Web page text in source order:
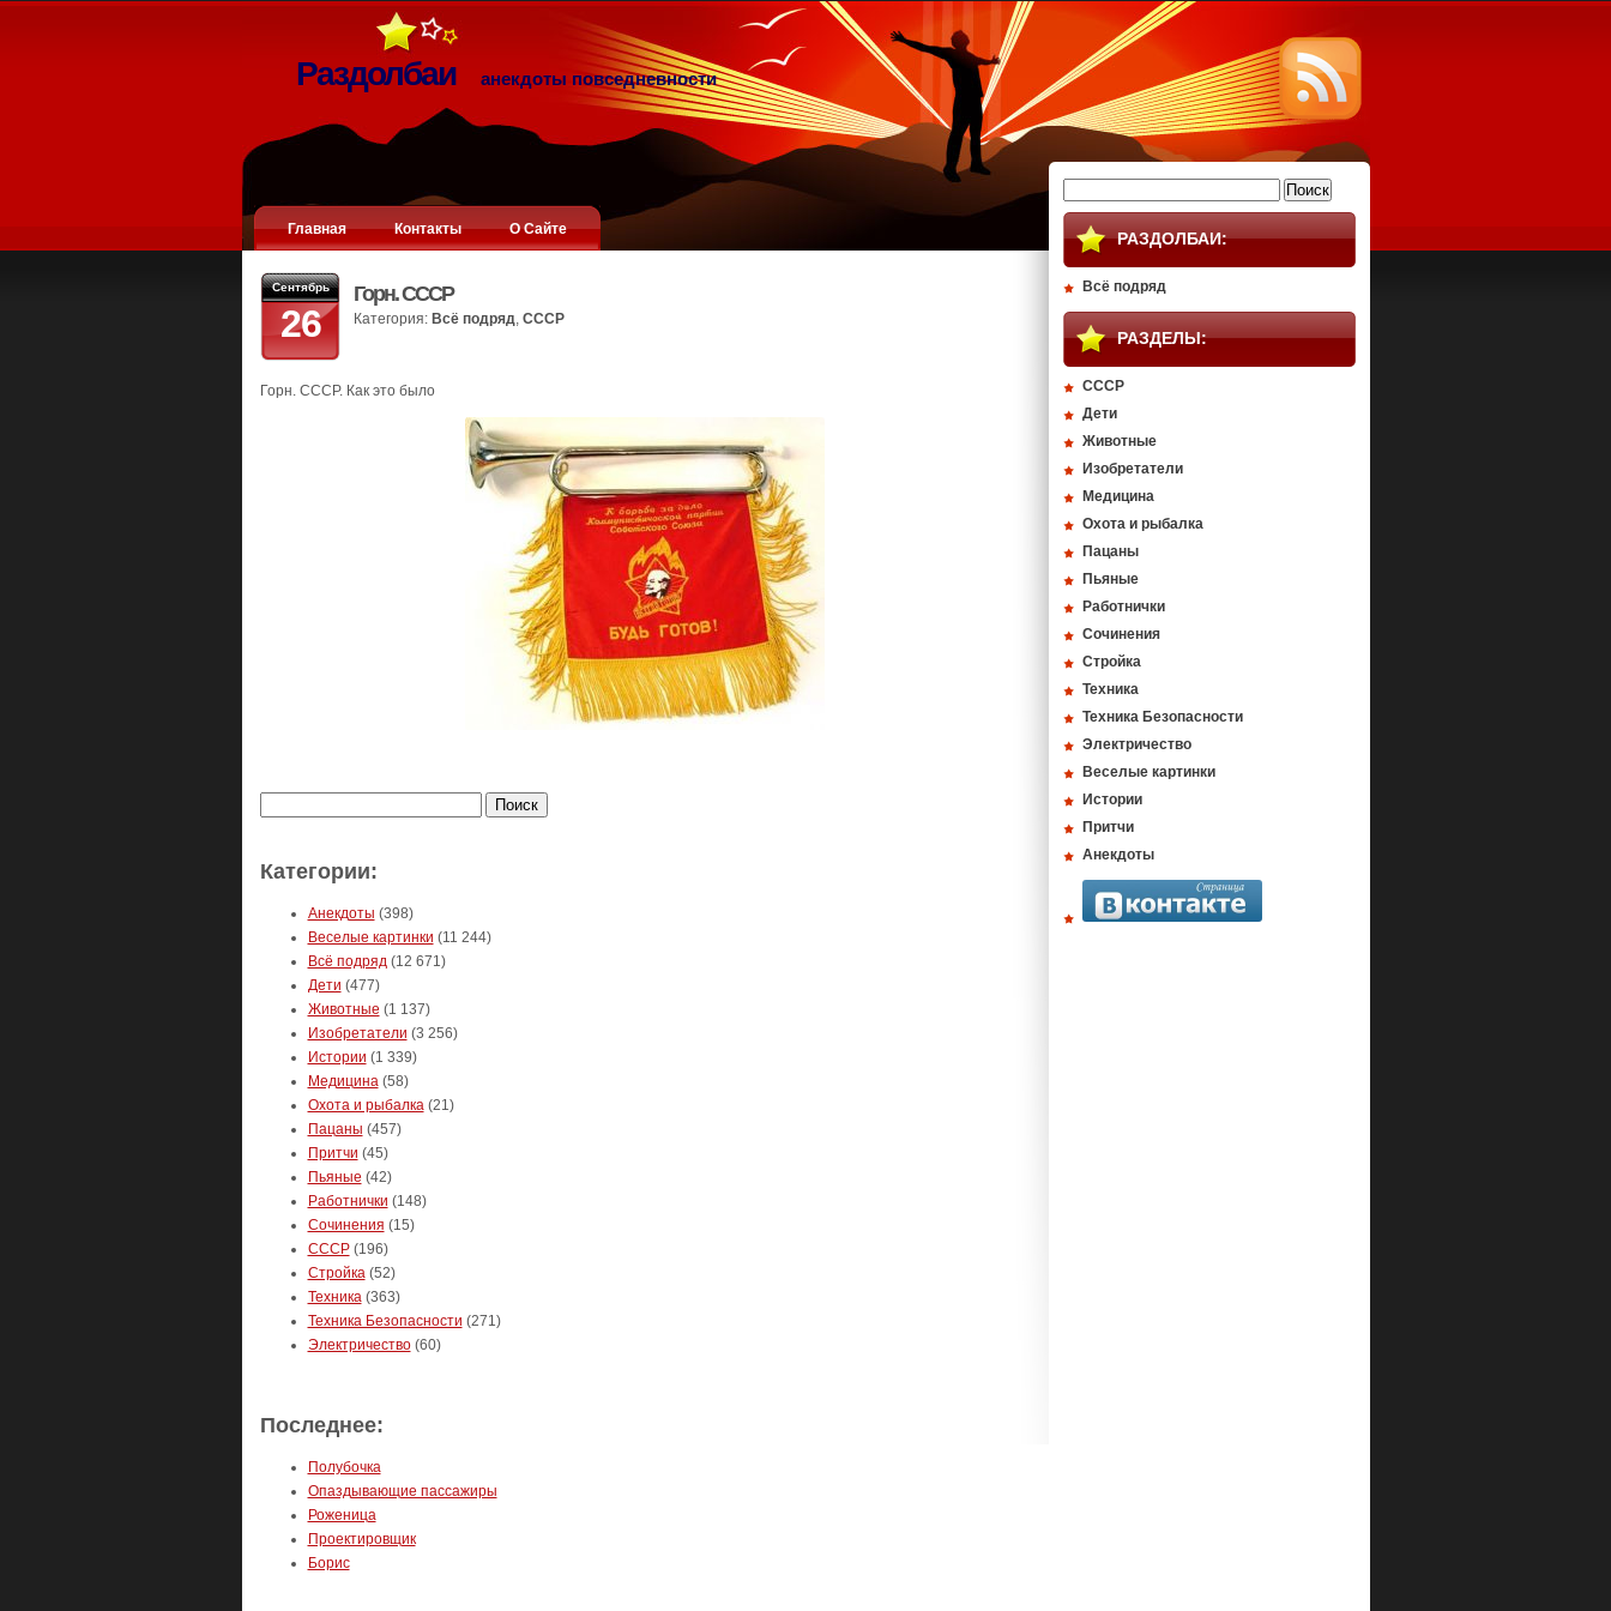
Раздолбаи анекдоты повседневности
Главная Контакты О Сайте
Сентябрь
26
Горн. СССР
Категория: Всё подряд, СССР
Горн. СССР. Как это было
Категории:
Анекдоты (398)
Веселые картинки (11 244)
Всё подряд(12 671)
Дети (477)
Животные (1 137)
Изобретатели (3 256)
Истории (1 339)
Медицина(58)
Охота и рыбалка(21)
Пацаны (457)
Притчи (45)
Пьяные (42)
Работнички (148)
Сочинения (15)
СССР(196)
Стройка(52)
Техника(363)
Техника Безопасности (271)
Электричество(60)
Последнее:
Полубочка
Опаздывающие пассажиры
Роженица
Проектировщик
Борис
РАЗДОЛБАИ:
Всё подряд
РАЗДЕЛЫ:
СССР
Дети
Животные
Изобретатели
Медицина
Охота и рыбалка
Пацаны
Пьяные
Работнички
Сочинения
Стройка
Техника
Техника Безопасности
Электричество
Веселые картинки
Истории
Притчи
Анекдоты